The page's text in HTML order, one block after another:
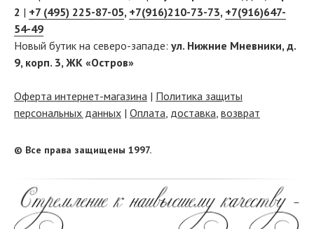
2 | +7 (495) 225-87-05, +7(916)210-73-73, +7(916)647-
54-49
Новый бутик на северо-западе: ул. Нижние Мневники, д.
9, корп. 3, ЖК «Остров»
Оферта интернет-магазина | Политика защиты
персональных данных | Оплата доставка возврат
© Все права защищены 1997.